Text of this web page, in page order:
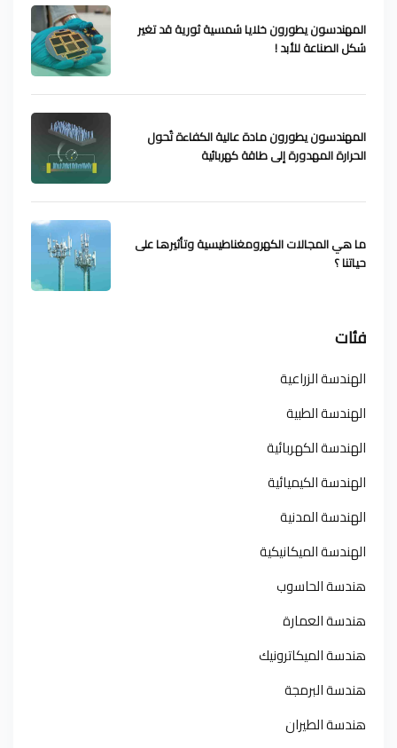
المهندسون يطورون خلايا شمسية ثورية قد تغير
شكل الصناعة للأبد !
المهندسون يطورون مادة عالية الكفاءة تُحول
الحرارة المهدورة إلى طاقة كهربائية
ما هي المجالات الكهرومغناطيسية وتأثيرها على
حياتنا ؟
فئات
الهندسة الزراعية
الهندسة الطبية
الهندسة الكهربائية
الهندسة الكيميائية
الهندسة المدنية
الهندسة الميكانيكية
هندسة الحاسوب
هندسة العمارة
هندسة الميكاترونيك
هندسة البرمجة
هندسة الطيران